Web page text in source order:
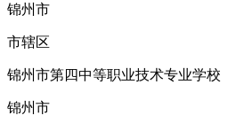
锦州市
市辖区
锦州市第四中等职业技术专业学校
锦州市